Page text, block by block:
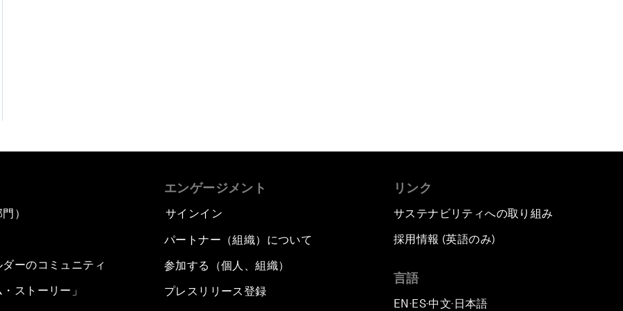
）
ーのコミュニティ
ストーリー」
エンゲージメント
サインイン
パートナー（組織）について
参加する（個人、組織）
プレスリリース登録
リンク
サステナビリティへの取り組み
採用情報 (英語のみ)
言語
EN ▪ ES▪中文▪ 日本語